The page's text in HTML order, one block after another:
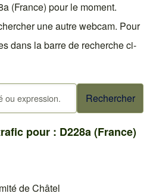
(France) pour le moment.
une autre webcam. Pour
dans la barre de recherche ci-
pour : D228a (France)
de Châtel